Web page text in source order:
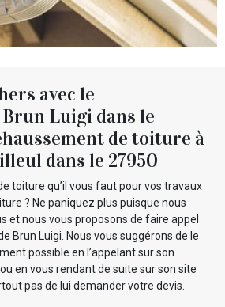
avec le
Luigi dans le
de toiture à
dans le 27950
toiture qu’il vous faut pour vos travaux
? Ne paniquez plus puisque nous
et nous vous proposons de faire appel
Brun Luigi. Nous vous suggérons de le
possible en l’appelant sur son
en vous rendant de suite sur son site
pas de lui demander votre devis.